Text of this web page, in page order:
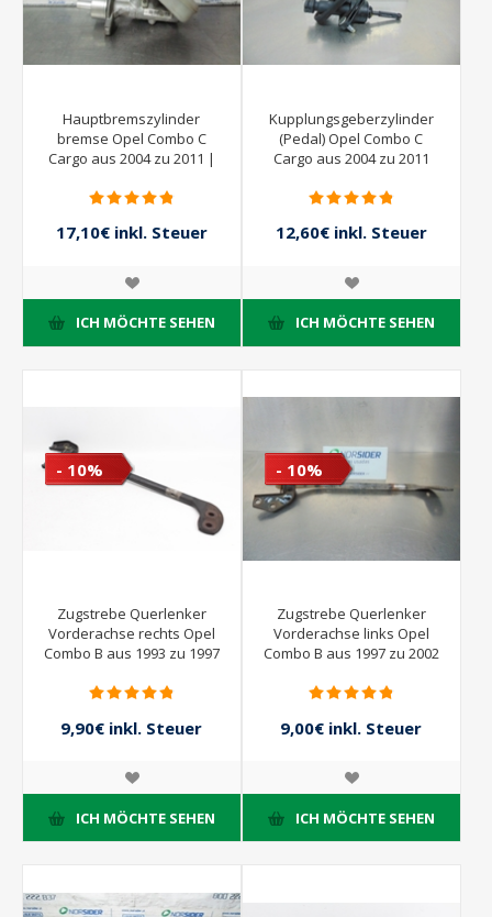
Hauptbremszylinder
bremse Opel Combo C
Cargo aus 2004 zu 2011 |
17,10€ inkl. Steuer
ICH MÖCHTE SEHEN
Kupplungsgeberzylinder
(Pedal) Opel Combo C
Cargo aus 2004 zu 2011
12,60€ inkl. Steuer
ICH MÖCHTE SEHEN
- 10%
Zugstrebe Querlenker
Vorderachse rechts Opel
Combo B aus 1993 zu 1997
9,90€ inkl. Steuer
ICH MÖCHTE SEHEN
- 10%
Zugstrebe Querlenker
Vorderachse links Opel
Combo B aus 1997 zu 2002
9,00€ inkl. Steuer
ICH MÖCHTE SEHEN